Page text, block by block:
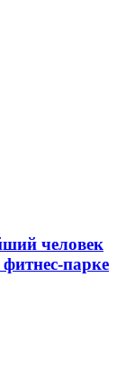
человек
парке